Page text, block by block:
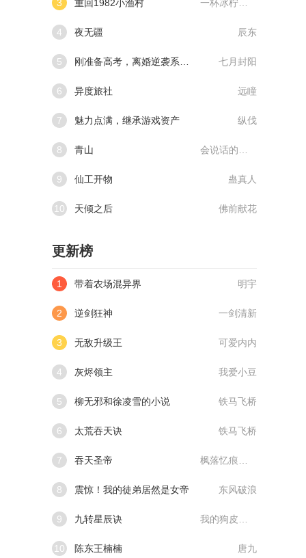
3 重回1982小渔村
4 夜无疆 辰东
5 七月封阳
6 异度旅社 远瞳
7 魅力点满，继承游戏资产 纵伐
8 青山
9 仙工开物 蛊真人
10 天倾之后 佛前献花
更新榜
1 带着农场混异界 明宇
2 逆剑狂神 一剑清新
3 无敌升级王 可爱内内
4 灰烬领主 我爱小豆
5 柳无邪和徐凌雪的小说 铁马飞桥
6 太荒吞天诀 铁马飞桥
7 吞天圣帝
8 震惊！我的徒弟居然是女帝 东风破浪
9 九转星辰诀
10 陈东王楠楠 唐九